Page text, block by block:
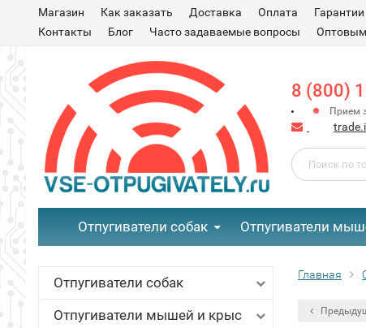
Магазин Как заказать Доставка Оплата Гарантии
Контакты
Блог Часто задаваемые вопросы Оптовым
8 (800)
Прием
Отпугиватели собак Отпугиватели
Отпугиватели собак
Отпугиватели мышей и крыс
Главная